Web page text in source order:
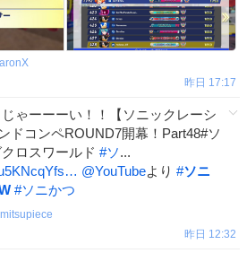
昨日 17:17
ゃーーーい！！【ソニックレーシ
ドコンペROUND7開幕！Part48#ソ
ロスワールド #ソ...
@YouTubeより #ソニ
#ソニかつ
mitsupiece
昨日 12:32